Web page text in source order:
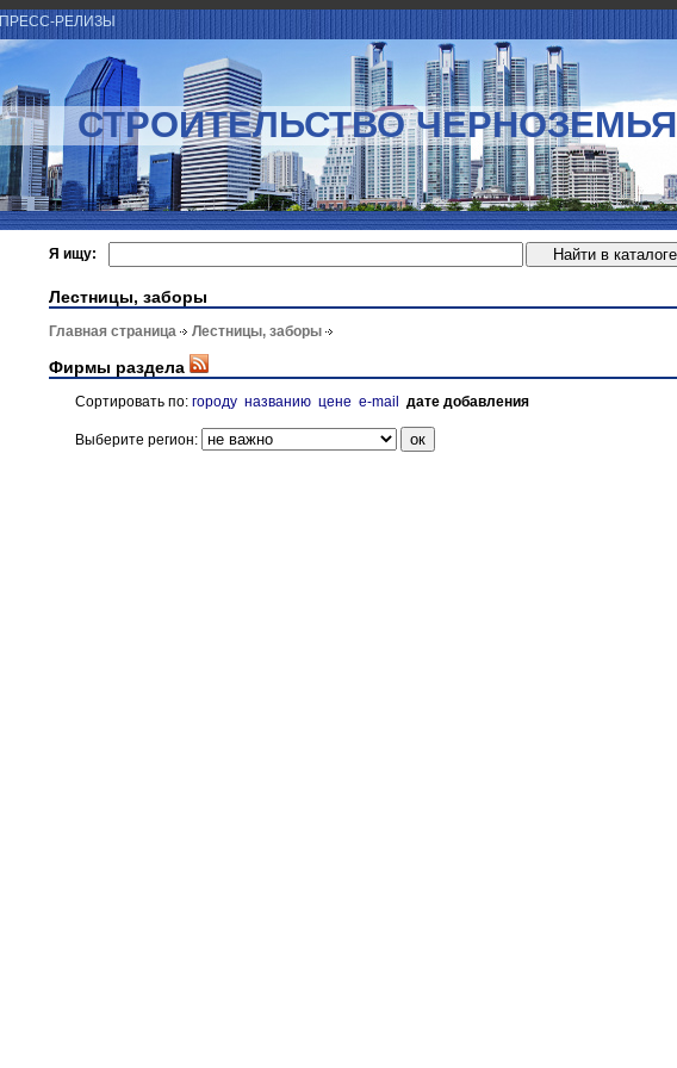
ПРЕСС-РЕЛИЗЫ
СТРОИТЕЛЬСТВО ЧЕРНОЗЕМЬЯ
Я ищу:
Лестницы, заборы
Главная страница Лестницы, заборы
Фирмы раздела
Сортировать по: городу названию цене e-mail дате добавления
Выберите регион: